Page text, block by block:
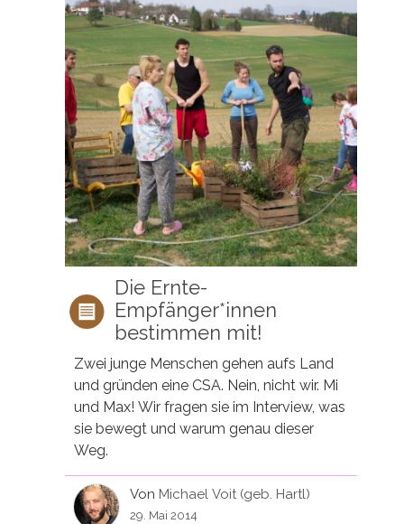
Die Ernte-
Empfänger*innen
bestimmen mit!
Zwei junge Menschen gehen aufs Land
und gründen eine CSA. Nein, nicht wir. Mi
und Max! Wir fragen sie im Interview, was
sie bewegt und warum genau dieser
Weg.
Von Michael Voit (geb. Hartl)
29. Mai 2014